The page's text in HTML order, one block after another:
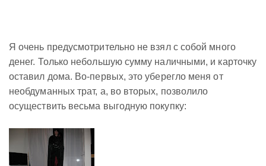
Я очень предусмотрительно не взял с собой много
денег. Только небольшую сумму наличными, и карточку
оставил дома. Во-первых, это уберегло меня от
необдуманных трат, а, во вторых, позволило
осуществить весьма выгодную покупку: